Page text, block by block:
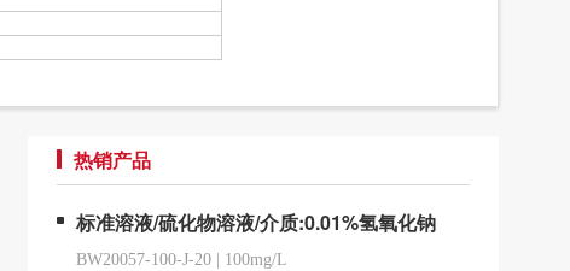
热销产品
标准溶液/硫化物溶液/介质:0.01%氢氧化钠
BW20057-100-J-20 100mg/L